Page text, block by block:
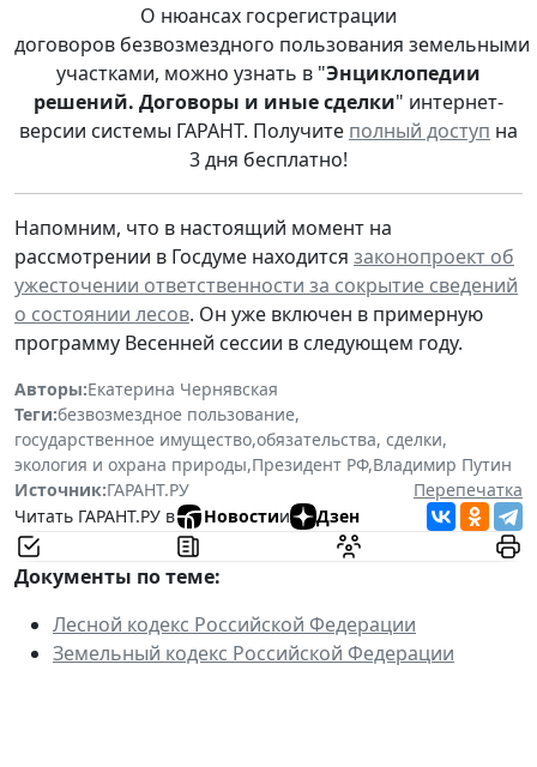
О нюансах госрегистрации
договоров безвозмездного пользования земельными
участками, можно узнать в "Энциклопедии
решений. Договоры и иные сделки" интернет-
версии системы ГАРАНТ. Получите полный доступ на
3 дня бесплатно!
Напомним, что в настоящий момент на
рассмотрении в Госдуме находится законопроект об
ужесточении ответственности за сокрытие сведений
о состоянии лесов. Он уже включен в примерную
программу Весенней сессии в следующем году.
Авторы:Екатерина Чернявская
Теги:безвозмездное пользование,
государственное имущество,обязательства, сделки,
экология и охрана природы,Президент РФ,Владимир Путин
Источник:ГАРАНТ.РУ
Перепечатка
Читать ГАРАНТ.РУ в
Новостии Дзен
Документы по теме:
Лесной кодекс Российской Федерации
Земельный кодекс Российской Федерации